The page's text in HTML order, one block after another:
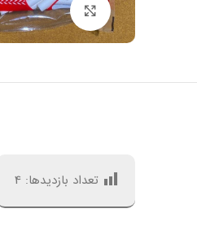
بزرگنمایی تصویر
تعداد بازدیدها: 4